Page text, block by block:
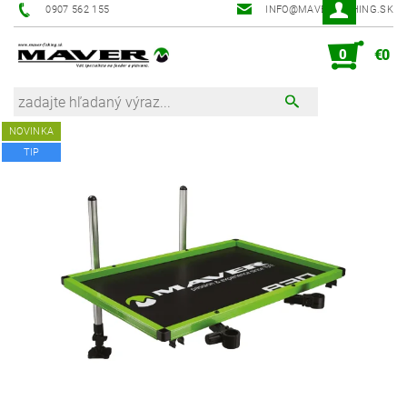
0907 562 155 INFO@MAVER-FISHING.SK
0 €0
NOVINKA
TIP